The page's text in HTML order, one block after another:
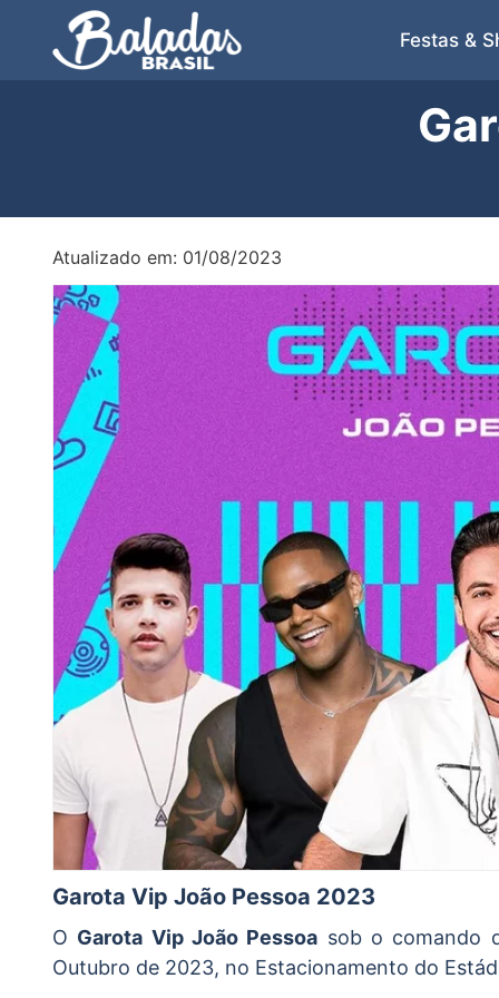
Festas &
Atualizado em: 01/08/2023
Garota Vip João Pessoa 2023
O Garota Vip João Pessoa sob o comando
Outubro de 2023, no Estacionamento do